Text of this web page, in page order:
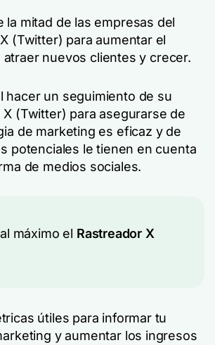
la mitad de las empresas del
(Twitter) para aumentar el
nuevos clientes y crecer.
hacer un seguimiento de su
(Twitter) para asegurarse de
de marketing es eficaz y de
potenciales le tienen en cuenta
de medios sociales.
máximo el Rastreador X
útiles para informar tu
y aumentar los ingresos